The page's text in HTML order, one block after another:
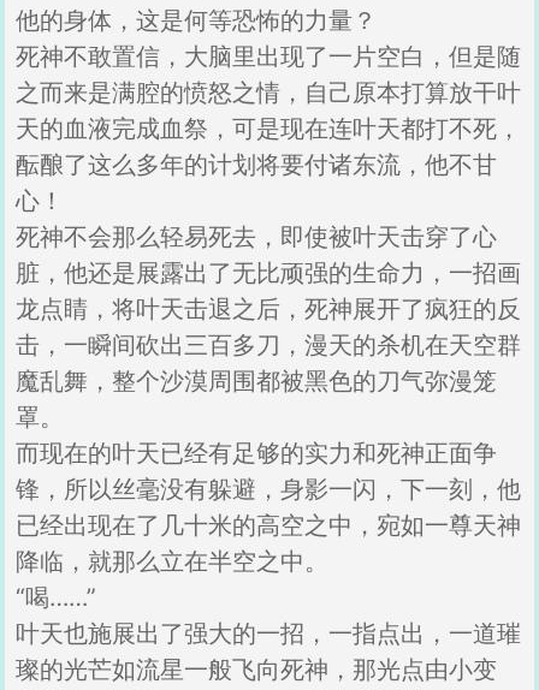
他的身体，这是何等恐怖的力量？
死神不敢置信，大脑里出现了一片空白，但是随
之而来是满腔的愤怒之情，自己原本打算放干叶
天的血液完成血祭，可是现在连叶天都打不死，
酝酿了这么多年的计划将要付诸东流，他不甘
心！
死神不会那么轻易死去，即使被叶天击穿了心
脏，他还是展露出了无比顽强的生命力，一招画
龙点睛，将叶天击退之后，死神展开了疯狂的反
击，一瞬间砍出三百多刀，漫天的杀机在天空群
魔乱舞，整个沙漠周围都被黑色的刀气弥漫笼
罩。
而现在的叶天已经有足够的实力和死神正面争
锋，所以丝毫没有躲避，身影一闪，下一刻，他
已经出现在了几十米的高空之中，宛如一尊天神
降临，就那么立在半空之中。
“喝……”
叶天也施展出了强大的一招，一指点出，一道璀
璨的光芒如流星一般飞向死神，那光点由小变